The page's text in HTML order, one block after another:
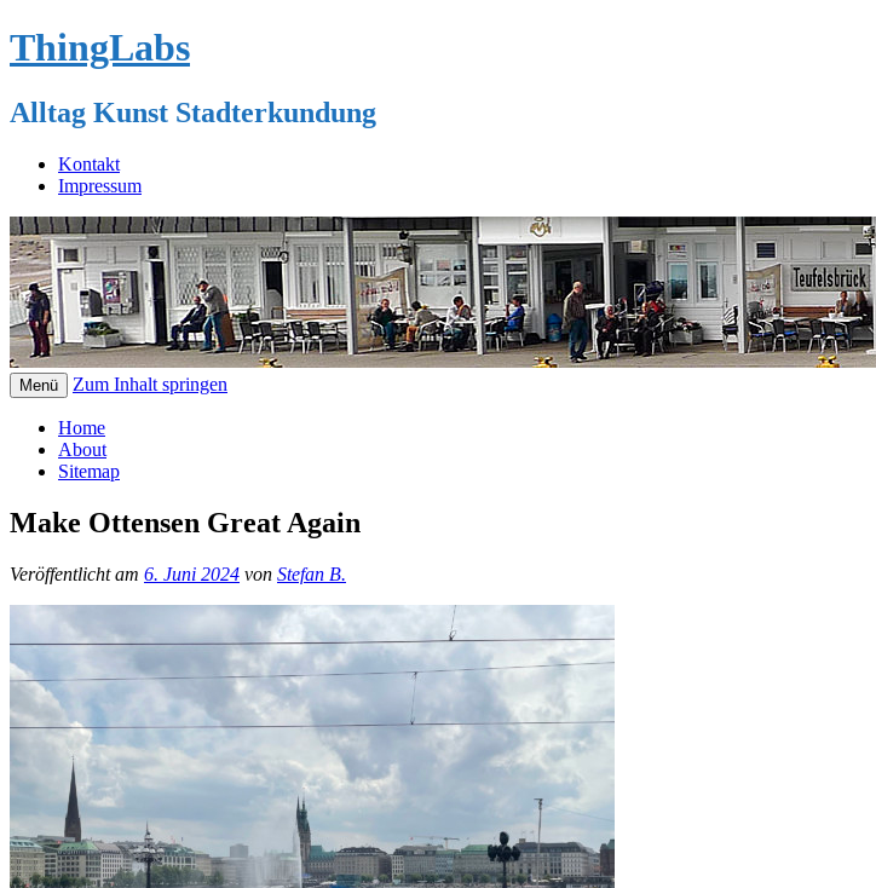
ThingLabs
Alltag Kunst Stadterkundung
Kontakt
Impressum
Menü Zum Inhalt springen
Home
About
Sitemap
Make Ottensen Great Again
Veröffentlicht am 6. Juni 2024 von Stefan B.